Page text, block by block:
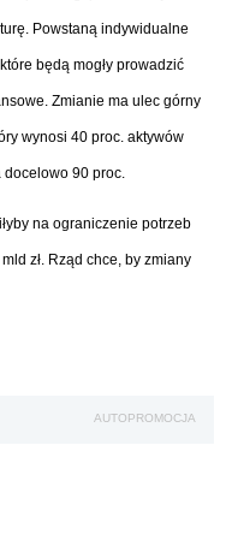
Powstaną indywidualne
będą mogły prowadzić
Zmianie ma ulec górny
wynosi 40 proc. aktywów
docelowo 90 proc.
na ograniczenie potrzeb
zł. Rząd chce, by zmiany
AUTOPROMOCJA